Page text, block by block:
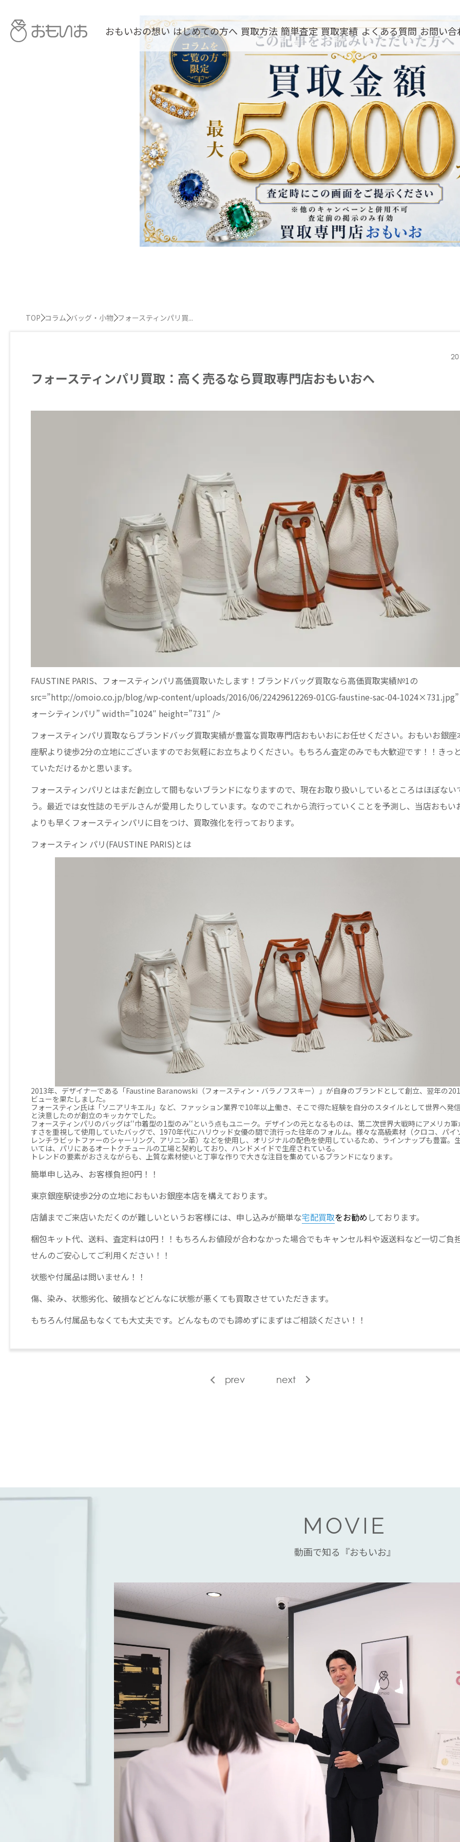
おもいおの想い はじめての方へ 買取方法 簡単査定 買取実績 よくある質問 お問い合
TOP コラム バッグ・小物 フォースティンパリ買...
フォースティンパリ買取：高く売るなら買取専門店おもいおへ
FAUSTINE PARIS、フォースティンパリ高価買取いたします！ブランドバッグ買取なら高価買取実績№1の
src=”http://omoio.co.jp/blog/wp-content/uploads/2016/06/22429612269-01CG-faustine-sac-04-
ォーシティンパリ” width=”1024″ height=”731″ />
フォースティンパリ買取ならブランドバッグ買取実績が豊富な買取専門店おもいおにお任せください。おもいお銀座
座駅より徒歩2分の立地にございますのでお気軽にお立ちよりください。もちろん査定のみでも大歓迎です！！きっ
ていただけるかと思います。
フォースティンパリとはまだ創立して間もないブランドになりますので、現在お取り扱いしているところはほぼない
う。最近では女性誌のモデルさんが愛用したりしています。なのでこれから流行っていくことを予測し、当店おもい
よりも早くフォースティンパリに目をつけ、買取強化を行っております。
フォースティン パリ(FAUSTINE PARIS)とは
2013年、デザイナーである「Faustine Baranowski（フォースティン・バラノフスキー）」が自身のブランドとして創立、翌年の
ビューを果たしました。
フォースティン氏は「ソニアリキエル」など、ファッション業界で10年以上働き、そこで得た経験を自分のスタイルとして世界へ発
と決意したのが創立のキッカケでした。
フォースティンパリのバッグは‘‘巾着型の1型のみ‘‘という点もユニーク。デザインの元となるものは、第二次世界大戦時にアメリカ
すさを重視して使用していたバッグで、1970年代にハリウッド女優の間で流行った往年のフォルム。様々な高級素材（クロコ、パイ
レンチラビットファーのシャーリング、アリニン革）などを使用し、オリジナルの配色を使用しているため、ラインナップも豊富。
いては、パリにあるオートクチュールの工場と契約しており、ハンドメイドで生産されている。
トレンドの要素がおさえながらも、上質な素材使いと丁寧な作りで大きな注目を集めているブランドになります。
簡単申し込み、お客様負担0円！！
東京銀座駅徒歩2分の立地におもいお銀座本店を構えております。
店舗までご来店いただくのが難しいというお客様には、申し込みが簡単な宅配買取をお勧め しております。
梱包キット代、送料、査定料は0円！！もちろんお値段が合わなかった場合でもキャンセル料や返送料など一切ご負
せんのご安心してご利用ください！！
状態や付属品は問いません！！
傷、染み、状態劣化、破損などどんなに状態が悪くても買取させていただきます。
もちろん付属品もなくても大丈夫です。どんなものでも諦めずにまずはご相談ください！！
prev next
MOVIE
動画で知る『おもいお』